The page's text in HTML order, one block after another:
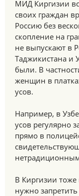
МИД Киргизии
своих граждан
Россию без
скопление на
не выпускают в
Таджикистана и
были. В
женщин в
усов.
Например, в
усов регулярно
прямо в
В Киргизии тоже
нужно